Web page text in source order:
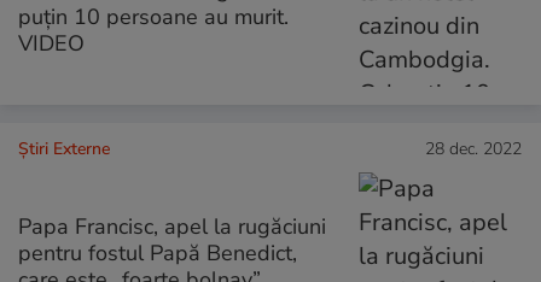
puţin 10 persoane au murit.
VIDEO
Știri Externe 28 dec. 2022
Papa Francisc, apel la rugăciuni
pentru fostul Papă Benedict,